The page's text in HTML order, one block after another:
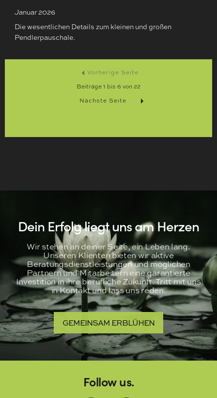
Januar 2026
Die wesentlichen Details zum kleinen und großen
Pendlerpauschale.
Vorherige Seite
Beiträge1 bis 6von22
Nächste Seite
Dein Erfolg liegt uns am Herzen
Wir stehen an deiner Seite, ein Leben lang.
Unseren Klienten bieten wir aktive
Beratungsdienstleistungen und möglichen
Partnern und Mitarbeitern eine garantierte
Investition in ihre berufliche Zukunft. Tritt mit uns
in Kontakt und lass uns reden.
GEMEINSAM ERBLÜHEN
Follow us.